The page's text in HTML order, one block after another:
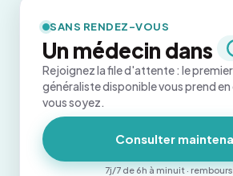
SANS RENDEZ-VOUS
Un médecin dans
Rejoignez la file d'attente : le
généraliste disponible vous prend
vous soyez.
Consulter
7j/7 de 6h à minuit ·